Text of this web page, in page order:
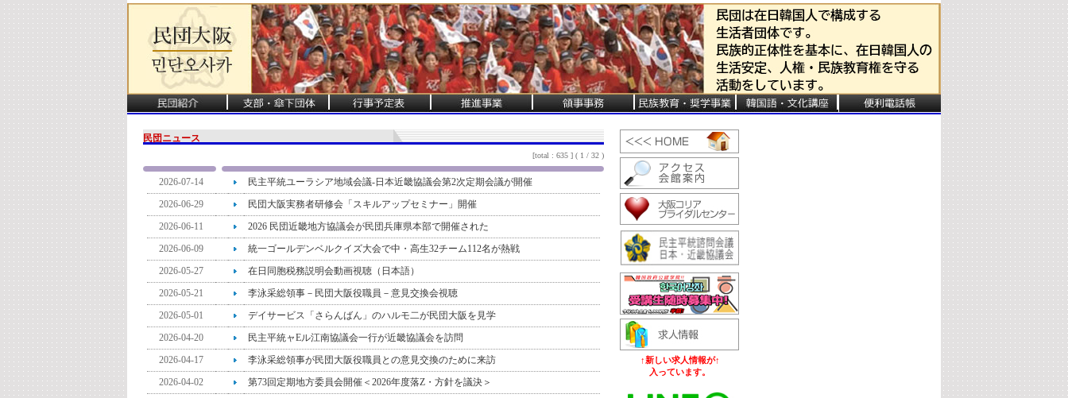
民団ニュース
[total : 635 ] ( 1 / 32 )
2026-07-14
民主平統ユーラシア地域会議-日本近畿協議会第2次定期会議が開催
2026-06-29
民団大阪実務者研修会「スキルアップセミナー」開催
2026-06-11
2026 民団近畿地方協議会が民団兵庫県本部で開催された
2026-06-09
統一ゴールデンベルクイズ大会で中・高生32チーム112名が熱戦
2026-05-27
在日同胞税務説明会動画視聴（日本語）
2026-05-21
李泳采総領事－民団大阪役職員－意見交換会視聴
2026-05-01
デイサービス「さらんばん」のハルモ二が民団大阪を見学
2026-04-20
民主平統ャEル江南協議会一行が近畿協議会を訪問
2026-04-17
李泳采総領事が民団大阪役職員との意見交換のために来訪
2026-04-02
第73回定期地方委員会開催＜2026年度落Z・方針を議決＞
↑新しい求人情報が↑
入っています。